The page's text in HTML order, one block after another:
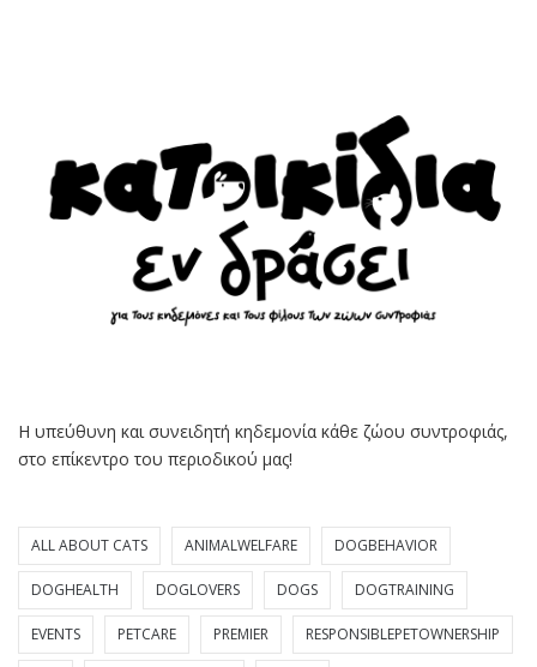
Η υπεύθυνη και συνειδητή κηδεμονία κάθε ζώου συντροφιάς,
στο επίκεντρο του περιοδικού μας!
ALL ABOUT CATS ANIMALWELFARE DOGBEHAVIOR
DOGHEALTH DOGLOVERS DOGS DOGTRAINING
EVENTS PETCARE PREMIER RESPONSIBLEPETOWNERSHIP